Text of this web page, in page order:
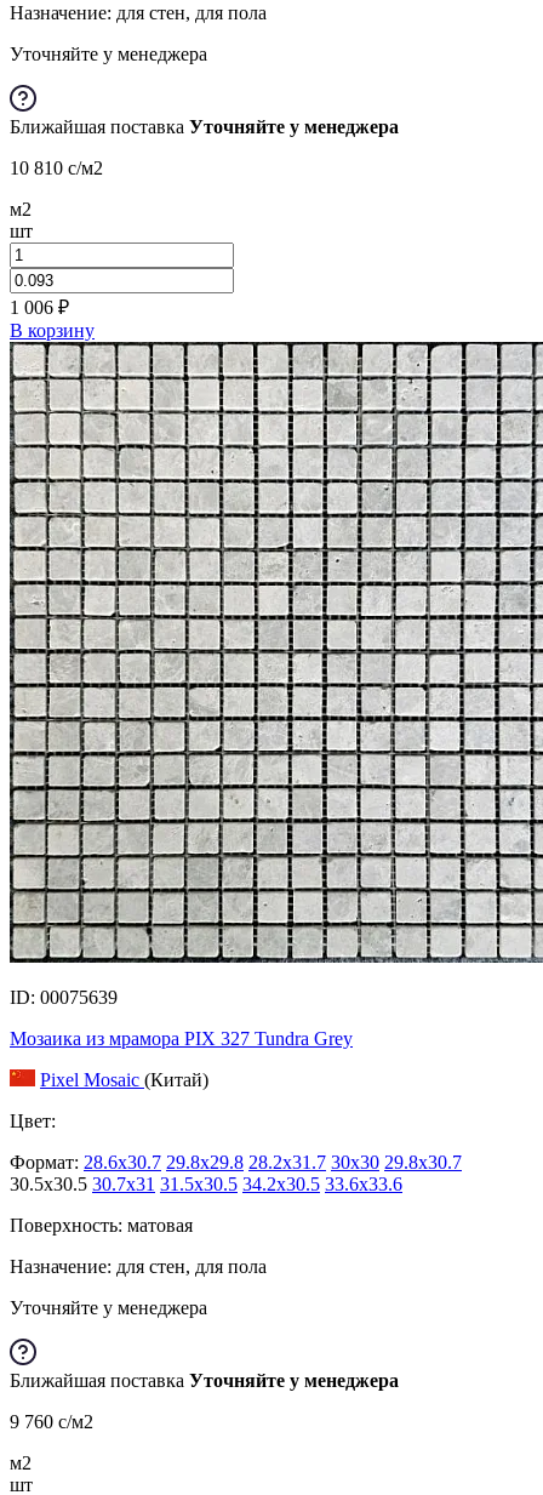
Назначение: для стен, для пола
Уточняйте у менеджера
Ближайшая поставка Уточняйте у менеджера
10 810 c/м2
м2
шт
1 006 ₽
В корзину
ID: 00075639
Мозаика из мрамора PIX 327 Tundra Grey
Pixel Mosaic (Китай)
Цвет:
Формат: 28.6x30.7 29.8x29.8 28.2x31.7 30x30 29.8x30.7
30.5x30.5 30.7x31 31.5x30.5 34.2x30.5 33.6x33.6
Поверхность: матовая
Назначение: для стен, для пола
Уточняйте у менеджера
Ближайшая поставка Уточняйте у менеджера
9 760 c/м2
м2
шт